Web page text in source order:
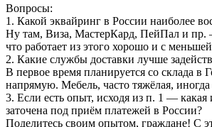
Вопросы:
1. Какой эквайринг в России наиболее
Ну там, Виза, МастерКард, ПейПал и пр.
что работает из этого хорошо и с
2. Какие службы доставки лучше
В первое время планируется со склада в
напрямую. Мебель, часто тяжёлая, иногда
3. Если есть опыт, исходя из п. 1 —
заточена под приём платежей в России?
Поделитесь своим опытом, граждане! С